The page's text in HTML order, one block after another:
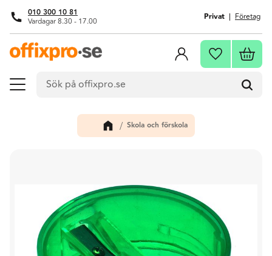
Meny
010 300 10 81
Vardagar 8.30 - 17.00 Privat Företag
Favoriter
Skola och förskola